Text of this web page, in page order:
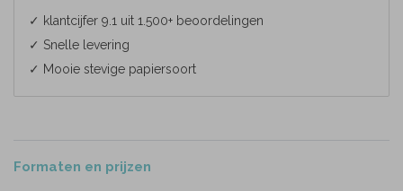
✓ klantcijfer 9.1 uit 1.500+ beoordelingen
✓ Snelle levering
✓ Mooie stevige papiersoort
Formaten en prijzen